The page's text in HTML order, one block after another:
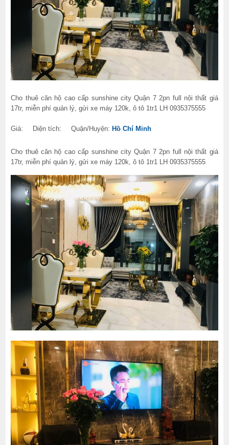
Cho thuê căn hộ cao cấp sunshine city Quận 7 2pn full nội thất giá
17tr, miễn phí quản lý, gửi xe máy 120k, ô tô 1tr1 LH 0935375555
Giá: Diện tích: Quận/Huyện: Hồ Chí Minh
Cho thuê căn hộ cao cấp sunshine city Quận 7 2pn full nội thất giá
17tr, miễn phí quản lý, gửi xe máy 120k, ô tô 1tr1 LH 0935375555